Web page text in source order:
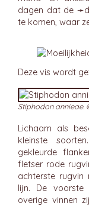
dagen dat de ➛
te komen, waar
Deze vis wordt
Stiphodon annieae.
Lichaam als
kleinste
gekleurde
fletser rode
achterste rugvin
lijn. De voorste
overige vinnen